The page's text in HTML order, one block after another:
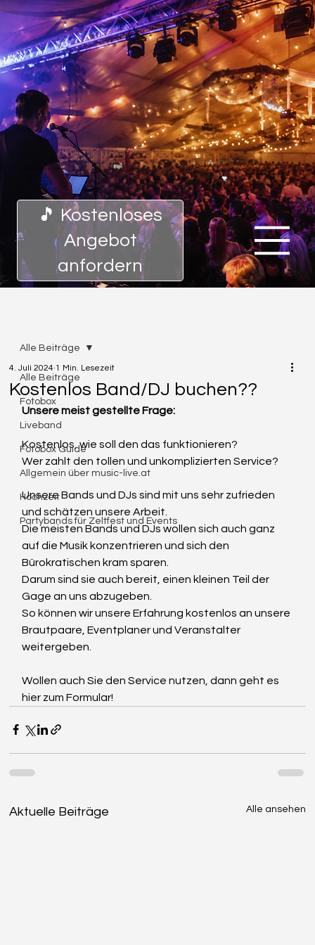
Mit uns spielt bei dir die Musik!
🎵 Kostenloses
Angebot
anfordern
Alle Beiträge
Fotobox
Liveband
Fotobox Guide
Allgemein über music-live.at
Hochzeit
Partybands für Zeltfest und Events
Alle Beiträge
Kostenlos Band/DJ buchen??
4. Juli 2024 1 Min. Lesezeit
Unsere meist gestellte Frage:
Kostenlos, wie soll den das funktionieren?
Wer zahlt den tollen und unkomplizierten Service?
Unsere Bands und DJs sind mit uns sehr zufrieden
und schätzen unsere Arbeit.
Die meisten Bands und DJs wollen sich auch ganz
auf die Musik konzentrieren und sich den
Bürokratischen kram sparen.
Darum sind sie auch bereit, einen kleinen Teil der
Gage an uns abzugeben.
So können wir unsere Erfahrung kostenlos an unsere
Brautpaare, Eventplaner und Veranstalter
weitergeben.
Wollen auch Sie den Service nutzen, dann geht es
hier zum Formular!
Aktuelle Beiträge Alle ansehen